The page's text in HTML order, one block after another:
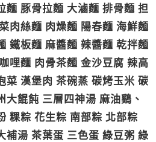
麵 豚骨拉麵 大滷麵 排骨麵 担
肉絲麵 肉燥麵 陽春麵 海鮮麵
鐵板麵 麻醬麵 辣醬麵 乾拌麵
哩麵 肉骨茶麵 金沙豆腐 辣高
菜 漢堡肉 茶碗蒸 碳烤玉米 碳
餛飩 三層四神湯 麻油鷄、
粿粽 花生粽 南部粽 北部粽
補湯 茶葉蛋 三色蛋 綠豆粥 綠